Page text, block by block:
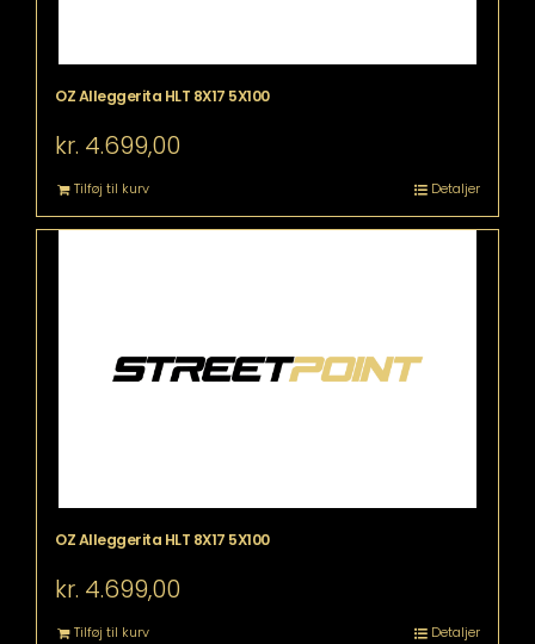
OZ Alleggerita HLT 8X17 5X100
kr. 4.699,00
Tilføj til kurv Detaljer
OZ Alleggerita HLT 8X17 5X100
kr. 4.699,00
Tilføj til kurv Detaljer